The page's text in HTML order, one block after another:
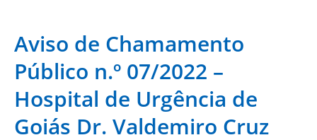
Aviso de Chamamento
Público n.º 07/2022 –
Hospital de Urgência de
Goiás Dr. Valdemiro Cruz